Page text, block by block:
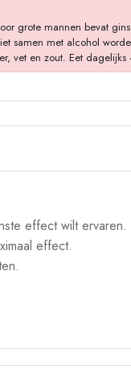
grote mannen bevat
samen met alcohol
vet en zout. Eet
effect wilt ervaren.
effect.